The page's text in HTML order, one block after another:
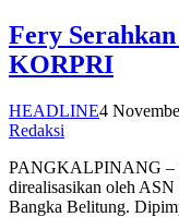
Fery
KORPRI
HEADLINE4
Redaksi
PANGKALPINANG –
direalisasikan oleh
Bangka Belitung.